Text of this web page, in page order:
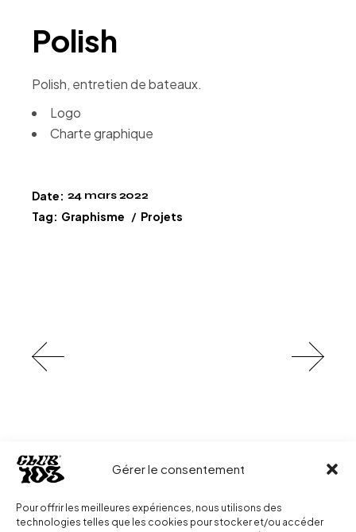
Gérer le consentement
Pour offrir les meilleures expériences, nous utilisons des
technologies telles que les cookies pour stocker et/ou accéder
Polish
Polish, entretien de bateaux.
Logo
Charte graphique
Date: 24 mars 2022
Tag: Graphisme Projets